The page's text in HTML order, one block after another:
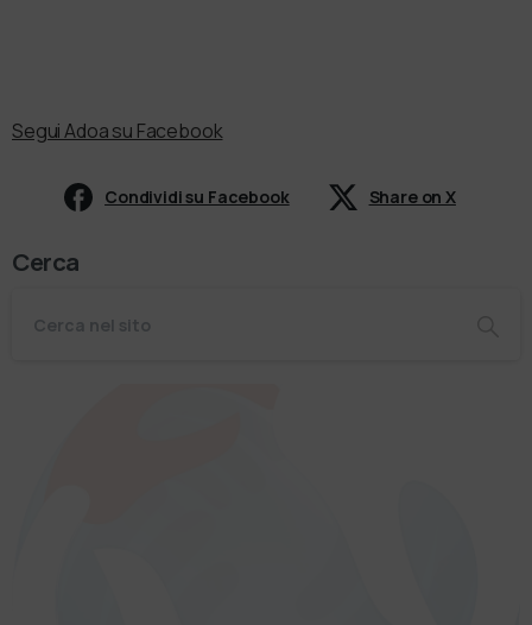
Segui Adoa su Facebook
Condividi su Facebook Share on X
Cerca